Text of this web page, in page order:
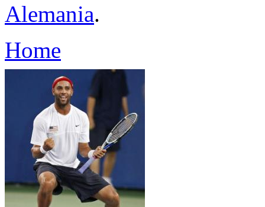
Alemania.
Home